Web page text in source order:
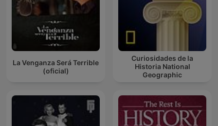
La Venganza Será Terrible
(oficial)
Curiosidades de la
Historia National
Geographic